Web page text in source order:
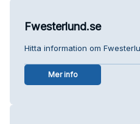
Fwesterlund.se
Hitta information om
Mer info